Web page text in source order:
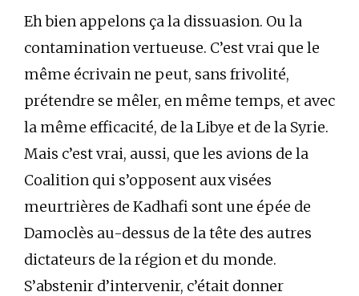
Eh bien appelons ça la dissuasion. Ou la
contamination vertueuse. C’est vrai que le
même écrivain ne peut, sans frivolité,
prétendre se mêler, en même temps, et avec
la même efficacité, de la Libye et de la Syrie.
Mais c’est vrai, aussi, que les avions de la
Coalition qui s’opposent aux visées
meurtrières de Kadhafi sont une épée de
Damoclès au-dessus de la tête des autres
dictateurs de la région et du monde.
S’abstenir d’intervenir, c’était donner